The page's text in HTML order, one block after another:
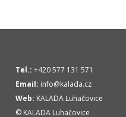
Tel.: +420 577 131 571
Email: info@kalada.cz
Web: KALADA Luhačovice
© KALADA Luhačovice